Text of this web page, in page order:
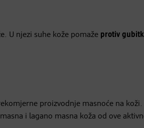
U njezi suhe kože pomaže protiv
proizvodnje masnoće na koži.
i lagano masna koža od ove